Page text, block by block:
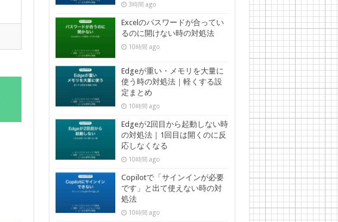
3時間 ago
Excelのパスワードが合ってい
るのに開けない時の対処法
10時間 ago
Edgeが重い・メモリを大量に
使う時の対処法｜軽くする設
定まとめ
10時間 ago
Edgeが2回目から起動しない時
の対処法｜1回目は開くのに反
応しなくなる
10時間 ago
Copilotで「サインインが必要
です」と出て使えない時の対
処法
10時間 ago